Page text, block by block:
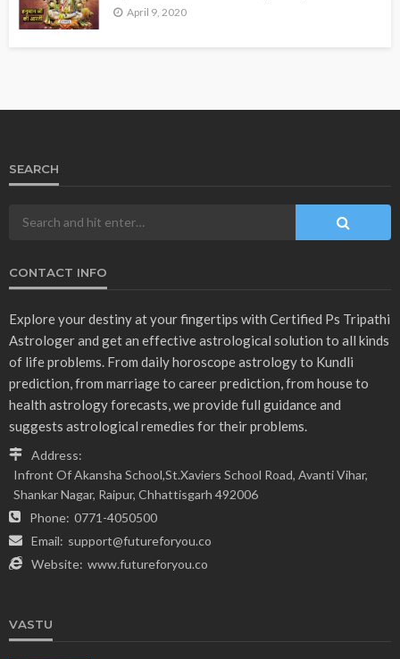
April 9, 2020
SEARCH
CONTACT INFO
Explore your destiny at your fingertips with Certified Ps Tripathi
Astrologer and get an effective astrological solution to all kinds
of life problems. From daily horoscope astrology to Kundli
prediction, from marriage to career prediction, from house to
health astrology forecasts, we provide full guidance and
suggests astrological remedies for their problems.
Address:
Infront Of Akansha School,St.Xaviers School Road, Avanti Vihar,
Shankar Nagar, Raipur, Chhattisgarh 492006
Phone: 0771-4050500
Email: support@futureforyou.co
Website: www.futureforyou.co
VASTU